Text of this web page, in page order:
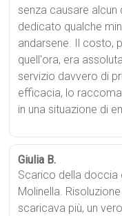
senza causare alcun
dedicato qualche
andarsene. Il costo,
quell'ora, era
servizio davvero di
efficacia, lo
in una situazione di
Giulia B.
Scarico della
Molinella.
scaricava più, un